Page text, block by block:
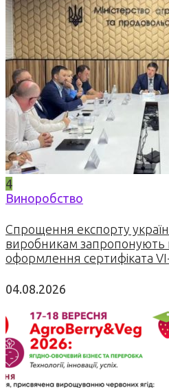
4
Виноробство
Спрощення експорту
виробникам
оформлення сертифіката
04.08.2026